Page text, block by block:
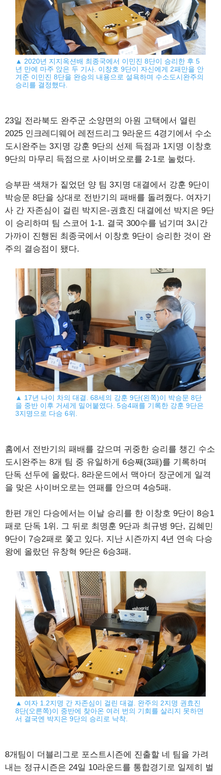
▲ 2020년 지지옥션배 최종국에서 이민진 8단이 승리한 후 5
년 만에 마주 앉은 두 기사. 이창호 9단이 자신에게 2패만을 안
겨준 이민진 8단을 완승의 내용으로 설욕하며 수소도시완주의
승리를 결정했다.
23일 전라북도 완주군 소양면의 아원 고택에서 열린
2025 인크레디웨어 레전드리그 9라운드 4경기에서 수소
도시완주는 3지명 강훈 9단의 선제 득점과 1지명 이창호
9단의 마무리 득점으로 사이버오로를 2-1로 눌렀다.
승부판 색채가 짙었던 양 팀 3지명 대결에서 강훈 9단이
박승문 8단을 상대로 전반기의 패배를 돌려줬다. 여자기
사 간 자존심이 걸린 박지은-권효진 대결에선 박지은 9단
이 승리하며 팀 스코어 1-1. 결국 300수를 넘기며 3시간
가까이 진행된 최종국에서 이창호 9단이 승리한 것이 완
주의 결승점이 됐다.
▲ 17년 나이 차의 대결. 68세의 강훈 9단(왼쪽)이 박승문 8단
을 중반 이후 거세게 밀어붙였다. 5승4패를 기록한 강훈 9단은
3지명으로 다승 6위.
홈에서 전반기의 패배를 갚으며 귀중한 승리를 챙긴 수소
도시완주는 8개 팀 중 유일하게 6승째(3패)를 기록하며
단독 선두에 올랐다. 8라운드에서 맥아더 장군에게 일격
을 맞은 사이버오로는 연패를 안으며 4승5패.
한편 개인 다승에서는 이날 승리를 한 이창호 9단이 8승1
패로 단독 1위. 그 뒤로 최명훈 9단과 최규병 9단, 김혜민
9단이 7승2패로 쫓고 있다. 지난 시즌까지 4년 연속 다승
왕에 올랐던 유창혁 9단은 6승3패.
▲ 여자 1.2지명 간 자존심이 걸린 대결. 완주의 2지명 권효진
8단(오른쪽)이 중반에 찾아온 여러 번의 기회를 살리지 못하면
서 결국엔 박지은 9단의 승리로 낙착.
8개팀이 더블리그로 포스트시즌에 진출할 네 팀을 가려
내는 정규시즌은 24일 10라운드를 통합경기로 일제히 벌